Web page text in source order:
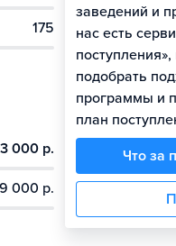
175
000 р.
000 р.
заведений и
нас есть
подобрать
программы и
план
Что за